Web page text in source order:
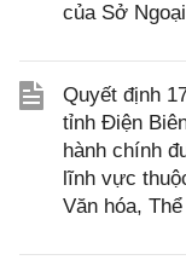
của Sở
Quyết định
tỉnh Điện
hành chính
lĩnh vực
Văn hóa,